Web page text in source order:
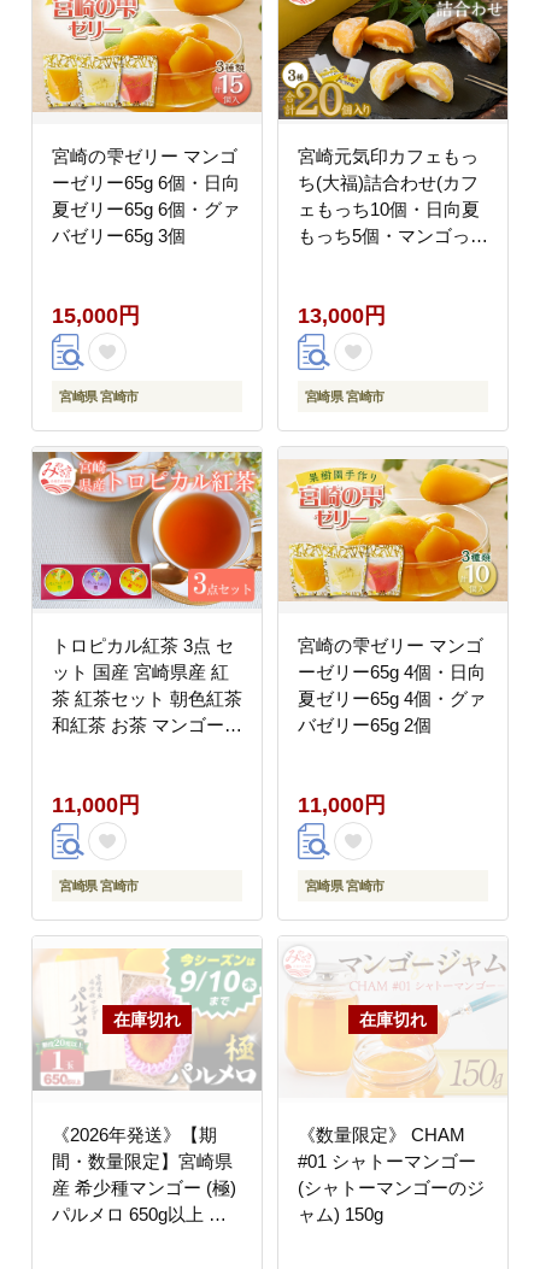
宮崎の雫ゼリー マンゴ
ーゼリー65g 6個・日向
夏ゼリー65g 6個・グァ
バゼリー65g 3個
15,000円
宮崎県 宮崎市
宮崎元気印カフェもっ
ち(大福)詰合わせ(カフ
ェもっち10個・日向夏
もっち5個・マンゴっち
せ ギフト 手土産 和菓
子 洋菓子 お菓子 冷凍
個包装 冷凍 お取り寄せ
カフェオレ マンゴー 日
13,000円
宮崎県 宮崎市
トロピカル紅茶 3点 セ
ット 国産 宮崎県産 紅
茶 紅茶セット 朝色紅茶
和紅茶 お茶 マンゴー
ーツ ノンカフェイン 飲
み比べ 飲みくらべ セッ
ト ティータイム ギフト
11,000円
宮崎県 宮崎市
宮崎の雫ゼリー マンゴ
ーゼリー65g 4個・日向
夏ゼリー65g 4個・グァ
バゼリー65g 2個
11,000円
宮崎県 宮崎市
《2026年発送》【期
間・数量限定】宮崎県
産 希少種マンゴー (極)
パルメロ 650g以上 糖
《数量限定》 CHAM
#01 シャトーマンゴー
(シャトーマンゴーのジ
ャム) 150g